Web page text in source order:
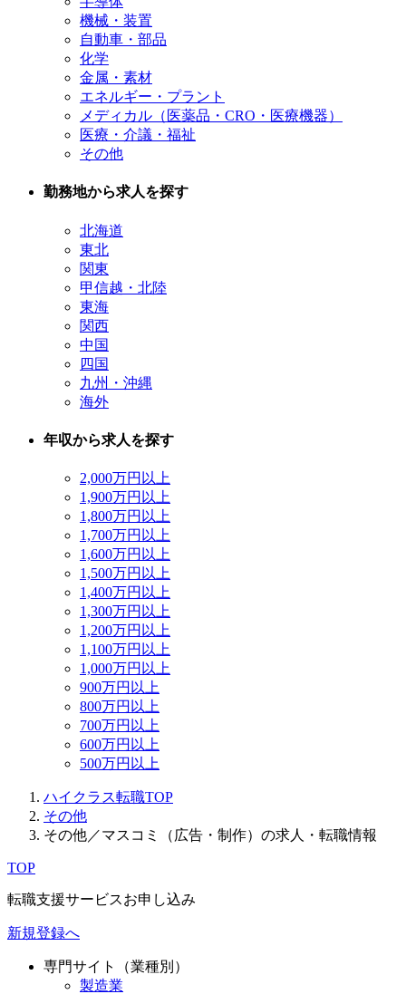
機械・装置
自動車・部品
化学
金属・素材
エネルギー・プラント
メディカル（医薬品・CRO・医療機器）
医療・介議・福祉
その他
勤務地から求人を探す
北海道
東北
関東
甲信越・北陸
東海
関西
中国
四国
九州・沖縄
海外
年収から求人を探す
2,000万円以上
1,900万円以上
1,800万円以上
1,700万円以上
1,600万円以上
1,500万円以上
1,400万円以上
1,300万円以上
1,200万円以上
1,100万円以上
1,000万円以上
900万円以上
800万円以上
700万円以上
600万円以上
500万円以上
ハイクラス転職TOP
その他
その他／マスコミ（広告・制作）の求人・転職情報
TOP
転職支援サービスお申し込み
新規登録へ
専門サイト（業種別）
製造業